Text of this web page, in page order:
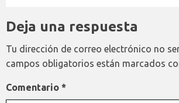
Deja una respuesta
Tu dirección de correo electrónico no
campos obligatorios están marcados
Comentario *